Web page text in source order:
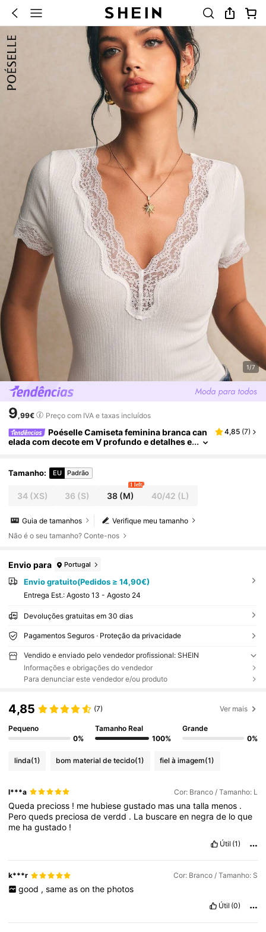
1/7
9,99€ Preço com IVA e taxas incluídos
Poéselle Camiseta feminina branca can
elada com decote em V profundo e detalhes e
ca canelada com decote em V profundo, estilo est
ético e romântico, ideal para ocasiões como baby
tee (Y2K), camiseta canelada ajustada, camiseta f
eminina casual de manga curta com decote em V
a dia, festivais, Páscoa, casamentos, formaturas,
trabalho e shows country.
4,85 (7)
Tamanho: EU Padrão
34(XS) 36 (S) 38(M)
1 left
40/42 (L)
Verifique meu tamanho
Guia de tamanhos
Não é o seu tamanho? Conte-nos
Envio para Portugal
Envio gratuito(Pedidos ≥ 14,90€)
Entrega Est.: Agosto 13 - Agosto 24
Devoluções gratuitas em 30 dias
Pagamentos Seguros · Proteção da privacidade
Vendido e enviado pelo vendedor profissional: SHEIN
Informações e obrigações do vendedor
Para denunciar este vendedor e/ou produto
4,85 (7) Ver mais
Pequeno
0%
Tamanho Real
100%
Grande
0%
linda(1) bom material de tecido(1) fiel à imagem(1)
l***a Cor: Branco / Tamanho: L
Queda precioss ! me hubiesegustado mas unatalla menos .
Peroqueds preciosadeverdd . La buscareen negrade loque
me hagustado !
Útil (1)
k***r Cor: Branco / Tamanho: S
good , same as on the photos
Útil (0)